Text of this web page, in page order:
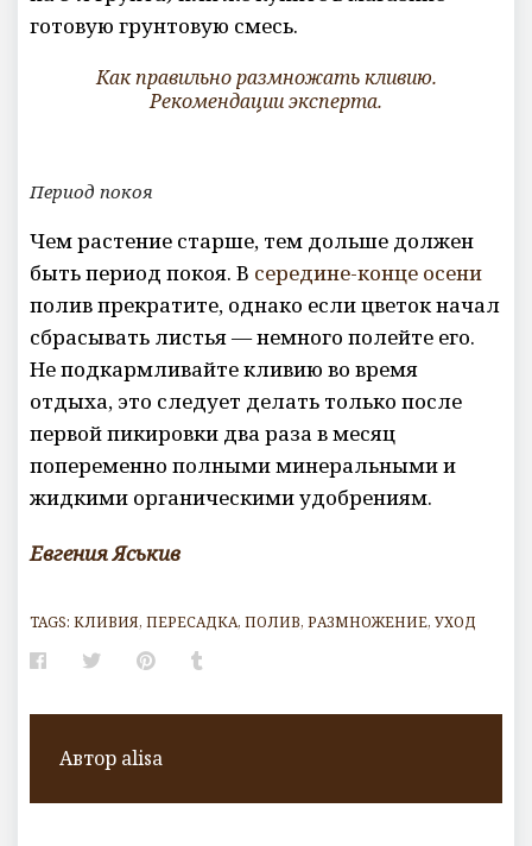
готовую грунтовую смесь.
Как правильно размножать кливию.
Рекомендации эксперта.
Период покоя
Чем растение старше, тем дольше должен
быть период покоя. В середине-конце осени
полив прекратите, однако если цветок начал
сбрасывать листья — немного полейте его.
Не подкармливайте кливию во время
отдыха, это следует делать только после
первой пикировки два раза в месяц
попеременно полными минеральными и
жидкими органическими удобрениям.
Евгения Яськив
TAGS: КЛИВИЯ, ПЕРЕСАДКА, ПОЛИВ, РАЗМНОЖЕНИЕ, УХОД
FacebookTwitterPinterest
Автор alisa